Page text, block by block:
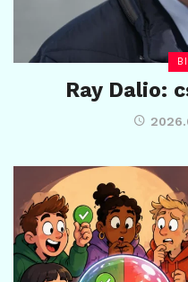
Ray Dalio: